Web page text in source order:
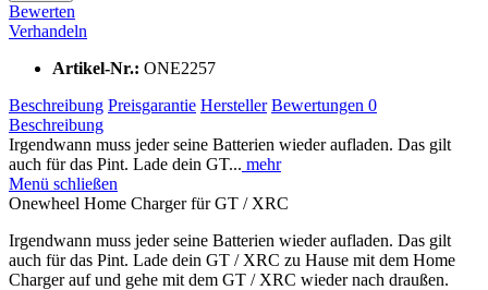
Bewerten
Verhandeln
Artikel-Nr.: ONE2257
Beschreibung Preisgarantie Hersteller Bewertungen 0
Beschreibung
Irgendwann muss jeder seine Batterien wieder aufladen. Das gilt
auch für das Pint. Lade dein GT... mehr
Menü schließen
Onewheel Home Charger für GT / XRC
Irgendwann muss jeder seine Batterien wieder aufladen. Das gilt
auch für das Pint. Lade dein GT / XRC zu Hause mit dem Home
Charger auf und gehe mit dem GT / XRC wieder nach draußen.